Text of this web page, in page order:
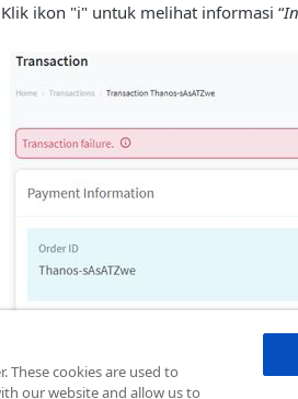
Klik ikon "i" untuk melihat informasi “
Berikut adalah contoh bagaimana
dibawah ini.
These cookies are used to
our website and allow us to